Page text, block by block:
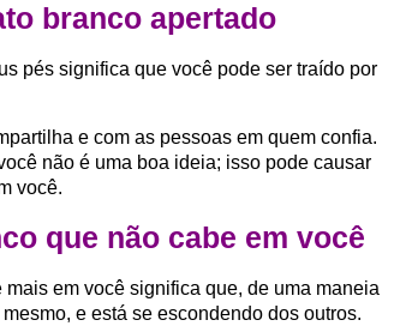
branco apertado
pés significa que você pode ser traído por
e com as pessoas em quem confia.
não é uma boa ideia; isso pode causar
você.
que não cabe em você
em você significa que, de uma maneia
e está se escondendo dos outros.